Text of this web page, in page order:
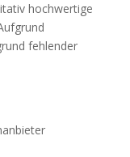
hochwertige
fehlender